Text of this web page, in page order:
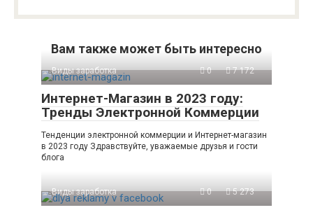
Вам также может быть интересно
Виды заработка 0 7 172
Интернет-Магазин в 2023 году:
Тренды Электронной Коммерции
Тенденции электронной коммерции и Интернет-магазин
в 2023 году Здравствуйте, уважаемые друзья и гости
блога
Виды заработка 0 5 273